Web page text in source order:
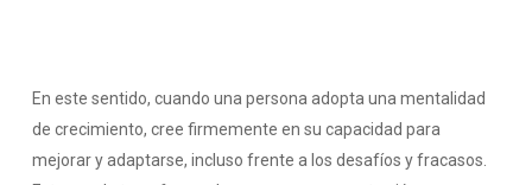
En este sentido, cuando una persona adopta una mentalidad
de crecimiento, cree firmemente en su capacidad para
mejorar y adaptarse, incluso frente a los desafíos y fracasos.